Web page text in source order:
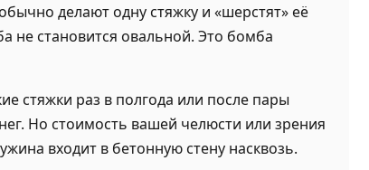
делают одну стяжку и «шерстят» её
не становится овальной. Это бомба
стяжки раз в полгода или после пары
Но стоимость вашей челюсти или зрения
входит в бетонную стену насквозь.